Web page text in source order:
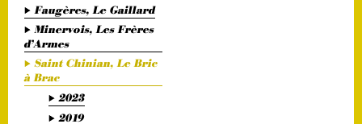
Faugères, Le Gaillard
Minervois, Les Frères
d’Armes
Saint Chinian, Le Bric
à Brac
2023
2019